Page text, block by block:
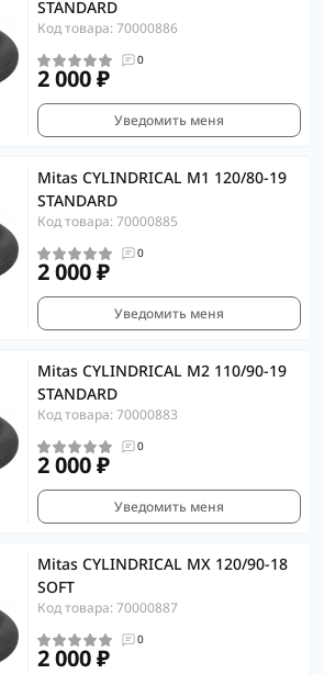
STANDARD
Код товара: 70000886
0
2 000 ₽
Уведомить меня
Mitas CYLINDRICAL M1 120/80-19
STANDARD
Код товара: 70000885
0
2 000 ₽
Уведомить меня
Mitas CYLINDRICAL M2 110/90-19
STANDARD
Код товара: 70000883
0
2 000 ₽
Уведомить меня
Mitas CYLINDRICAL MX 120/90-18
SOFT
Код товара: 70000887
0
2 000 ₽